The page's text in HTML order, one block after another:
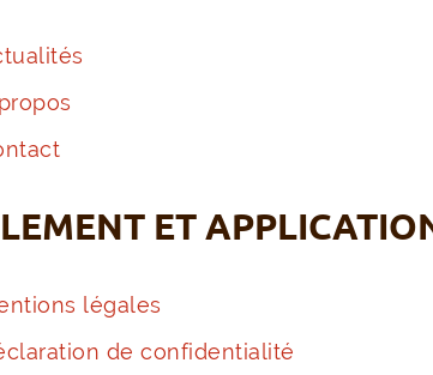
ET
légales
de confidentialité